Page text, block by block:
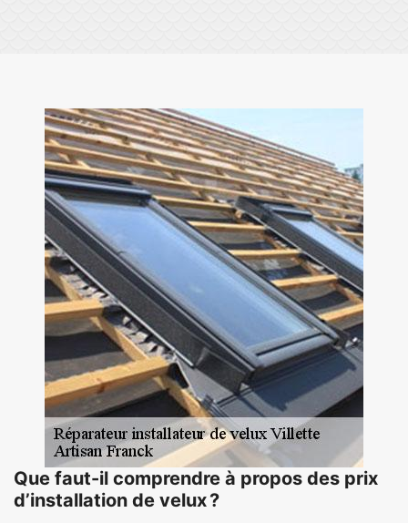
Que faut-il comprendre à propos des prix
d’installation de velux ?